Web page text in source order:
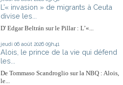
L’« invasion » de migrants à Ceuta
divise les...
D' Edgar Beltrán sur le Pillar : L’«...
jeudi 06 août 2026 09h41
Alois, le prince de la vie qui défend
les...
De Tommaso Scandroglio sur la NBQ : Alois,
le...